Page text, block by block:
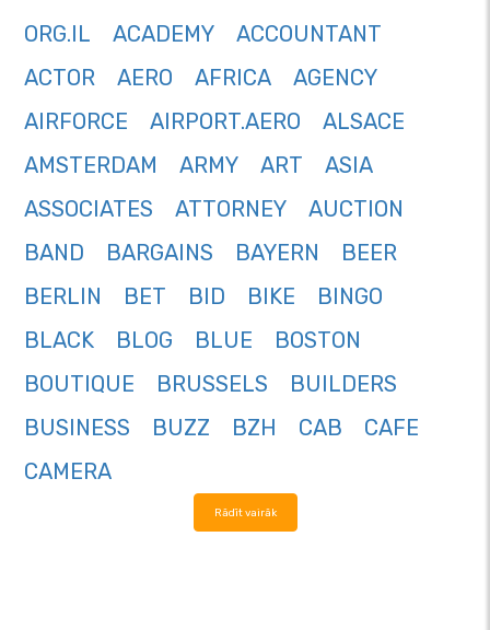
ORG.IL
ACADEMY
ACCOUNTANT
ACTOR
AERO AFRICA
AGENCY
AIRFORCE
AIRPORT.AERO
ALSACE
AMSTERDAM
ARMY ART
ASIA
ASSOCIATES
ATTORNEY
AUCTION
BAND
BARGAINS BAYERN
BEER
BERLIN
BET BID BIKE
BINGO
BLACK
BLOG BLUE
BOSTON
BOUTIQUE
BRUSSELS
BUILDERS
BUSINESS
BUZZ BZH CAB
CAFE
CAMERA
Rādīt vairāk